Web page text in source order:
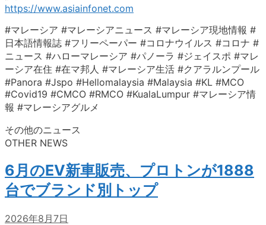
https://www.asiainfonet.com
#マレーシア #マレーシアニュース #マレーシア現地情報 #
日本語情報誌 #フリーペーパー #コロナウイルス #コロナ #
ニュース #ハローマレーシア #パノーラ #ジェイスポ #マレ
ーシア在住 #在マ邦人 #マレーシア生活 #クアラルンプール
#Panora #Jspo #Hellomalaysia #Malaysia #KL #MCO
#Covid19 #CMCO #RMCO #KualaLumpur #マレーシア情
報 #マレーシアグルメ
その他のニュース
OTHER NEWS
6月のEV新車販売、プロトンが1888
台でブランド別トップ
2026年8月7日